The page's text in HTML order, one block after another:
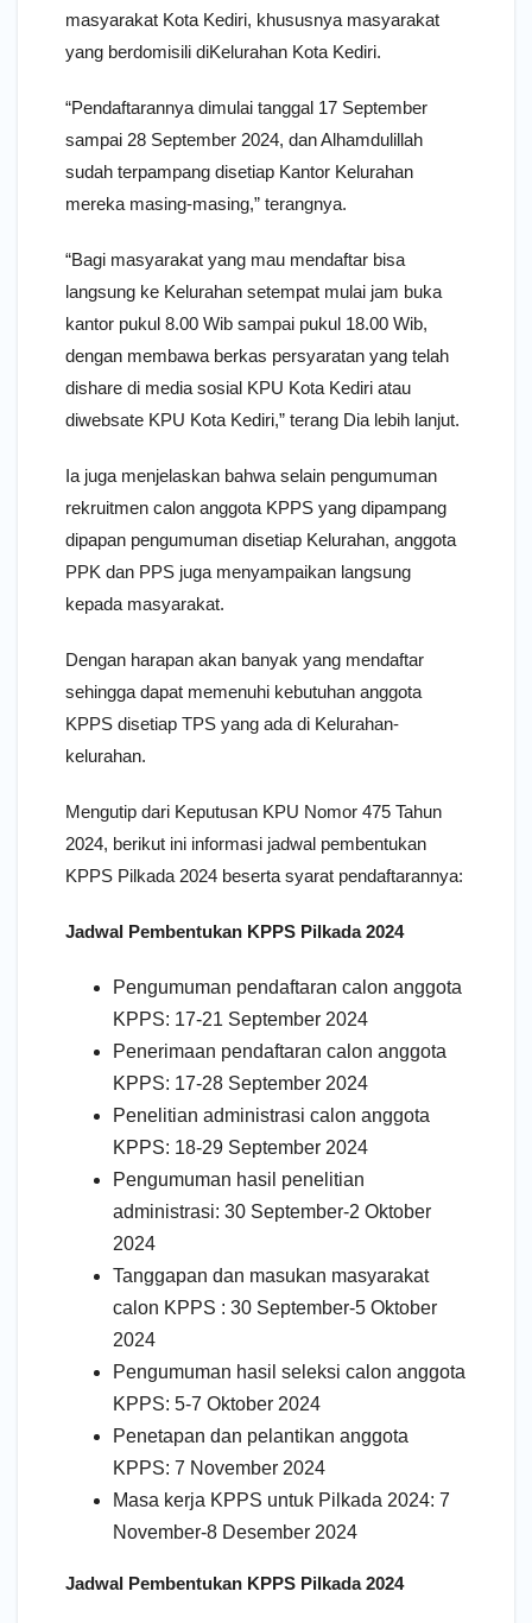
masyarakat Kota Kediri, khususnya masyarakat
yang berdomisili diKelurahan Kota Kediri.
“Pendaftarannya dimulai tanggal 17 September
sampai 28 September 2024, dan Alhamdulillah
sudah terpampang disetiap Kantor Kelurahan
mereka masing-masing,” terangnya.
“Bagi masyarakat yang mau mendaftar bisa
langsung ke Kelurahan setempat mulai jam buka
kantor pukul 8.00 Wib sampai pukul 18.00 Wib,
dengan membawa berkas persyaratan yang telah
dishare di media sosial KPU Kota Kediri atau
diwebsate KPU Kota Kediri,” terang Dia lebih lanjut.
Ia juga menjelaskan bahwa selain pengumuman
rekruitmen calon anggota KPPS yang dipampang
dipapan pengumuman disetiap Kelurahan, anggota
PPK dan PPS juga menyampaikan langsung
kepada masyarakat.
Dengan harapan akan banyak yang mendaftar
sehingga dapat memenuhi kebutuhan anggota
KPPS disetiap TPS yang ada di Kelurahan-
kelurahan.
Mengutip dari Keputusan KPU Nomor 475 Tahun
2024, berikut ini informasi jadwal pembentukan
KPPS Pilkada 2024 beserta syarat pendaftarannya:
Jadwal Pembentukan KPPS Pilkada 2024
Pengumuman pendaftaran calon anggota
KPPS: 17-21 September 2024
Penerimaan pendaftaran calon anggota
KPPS: 17-28 September 2024
Penelitian administrasi calon anggota
KPPS: 18-29 September 2024
Pengumuman hasil penelitian
administrasi: 30 September-2 Oktober
2024
Tanggapan dan masukan masyarakat
calon KPPS : 30 September-5 Oktober
2024
Pengumuman hasil seleksi calon anggota
KPPS: 5-7 Oktober 2024
Penetapan dan pelantikan anggota
KPPS: 7 November 2024
Masa kerja KPPS untuk Pilkada 2024: 7
November-8 Desember 2024
Jadwal Pembentukan KPPS Pilkada 2024